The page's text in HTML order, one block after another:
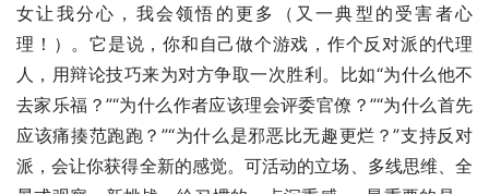
女让我分心，我会领悟的更多（又一典型的受害者心
理！）。它是说，你和自己做个游戏，作个反对派的代理
人，用辩论技巧来为对方争取一次胜利。比如“为什么他不
去家乐福？”“为什么作者应该理会评委官僚？”“为什么首先
应该痛揍范跑跑？”“为什么是邪恶比无趣更烂？”支持反对
派，会让你获得全新的感觉。可活动的立场、多线思维、全